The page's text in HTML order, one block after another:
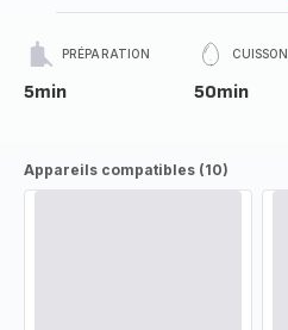
PRÉPARATION
5min
CUISSON
50min
Appareils compatibles (10)